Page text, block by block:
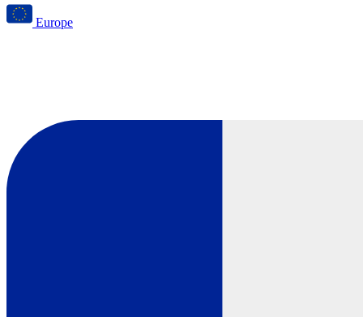
Europe